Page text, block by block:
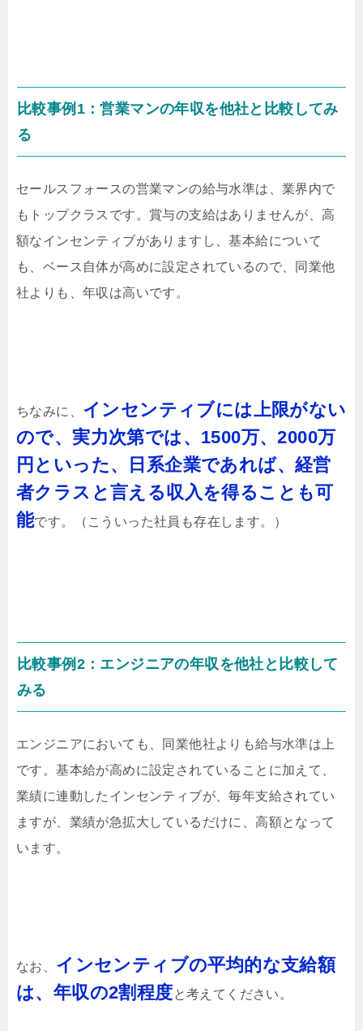
比較事例1：営業マンの年収を他社と比較してみ
る
セールスフォースの営業マンの給与水準は、業界内で
もトップクラスです。賞与の支給はありませんが、高
額なインセンティブがありますし、基本給について
も、ベース自体が高めに設定されているので、同業他
社よりも、年収は高いです。
ちなみに、 インセンティブには上限がない
ので、実力次第では、1500万、2000万
円といった、日系企業であれば、経営
者クラスと言える収入を得ることも可
能です。（こういった社員も存在します。）
比較事例2：エンジニアの年収を他社と比較して
みる
エンジニアにおいても、同業他社よりも給与水準は上
です。基本給が高めに設定されていることに加えて、
業績に連動したインセンティブが、毎年支給されてい
ますが、業績が急拡大しているだけに、高額となって
います。
なお、 インセンティブの平均的な支給額
は、年収の2割程度と考えてください。